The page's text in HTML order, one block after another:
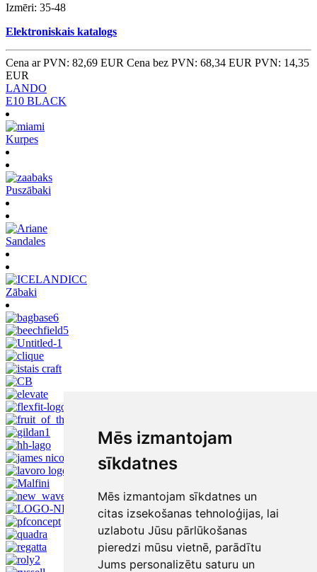
Mēs izmantojam
sīkdatnes
Mēs izmantojam sīkdatnes un
citas izsekošanas tehnoloģijas, lai
uzlabotu Jūsu pārlūkošanas
pieredzi mūsu vietnē, parādītu
Jums personalizētu saturu un
Izmēri: 35-48
Elektroniskais katalogs
Cena ar PVN: 82,69 EUR Cena bez PVN: 68,34 EUR PVN: 14,35
EUR
LANDO
E10 BLACK
Kurpes
Puszābaki
Sandales
Zābaki